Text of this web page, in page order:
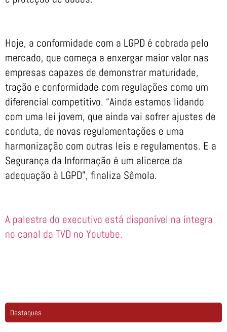
Hoje, a conformidade com a LGPD é cobrada pelo
mercado, que começa a enxergar maior valor nas
empresas capazes de demonstrar maturidade,
tração e conformidade com regulações como um
diferencial competitivo. “Ainda estamos lidando
com uma lei jovem, que ainda vai sofrer ajustes de
conduta, de novas regulamentações e uma
harmonização com outras leis e regulamentos. E a
Segurança da Informação é um alicerce da
adequação à LGPD”, finaliza Sêmola.
A palestra do executivo está disponível na íntegra
no canal da TVD no Youtube.
Destaques